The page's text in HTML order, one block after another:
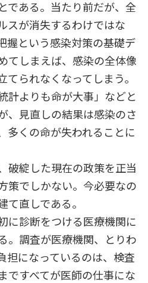
である。当たり前だが、全
スが消失するわけではな
握という感染対策の基礎デ
てしまえば、感染の全体像
てられなくなってしまう。
計よりも命が大事」などと
、見直しの結果は感染のさ
多くの命が失われることに
破綻した現在の政策を正当
策でしかない。今必要なの
て直しである。
に診断をつける医療機関に
。調査が医療機関、とりわ
担になっているのは、検査
ですべてが医師の仕事にな